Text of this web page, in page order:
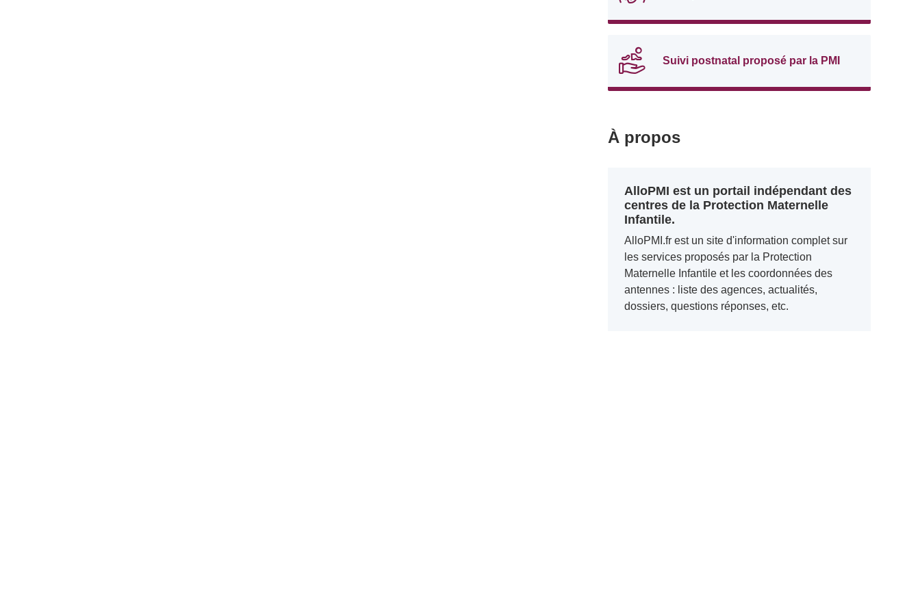
Suivi postnatal proposé par la PMI
À propos
AlloPMI est un portail indépendant des
centres de la Protection Maternelle
Infantile.
AlloPMI.fr est un site d'information complet sur
les services proposés par la Protection
Maternelle Infantile et les coordonnées des
antennes : liste des agences, actualités,
dossiers, questions réponses, etc.